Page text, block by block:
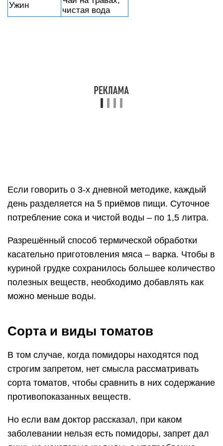
Ужин
чистая вода
Разрешённый способ термической обработки
касательно приготовления мяса – варка. Чтобы в
В том случае, когда помидоры находятся под
строгим запретом, нет смысла рассматривать
противопоказанных веществ.
Но если вам доктор рассказал, при каком
заболевании нельзя есть помидоры, запрет дал
можно употреблять.
Под запрет попадают помидоры черри –
маленькие сочные плоды, напоминающие
крупные вишни. Такие плоды более
концентрированы по содержанию веществ,
некоторого количества обычных крупных
помидоров и аналогичного томатов черри, риск